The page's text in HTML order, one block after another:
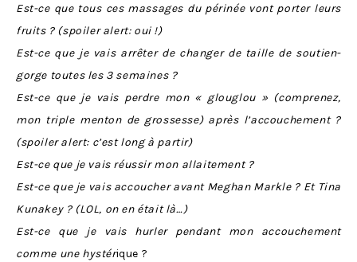
Est-ce que tous ces massages du périnée vont porter leurs
fruits ? (spoiler alert: oui !)
Est-ce que je vais arrêter de changer de taille de soutien-
gorge toutes les 3 semaines ?
Est-ce que je vais perdre mon « glouglou » (comprenez,
mon triple menton de grossesse) après l’accouchement ?
(spoiler alert: c’est long à partir)
Est-ce que je vais réussir mon allaitement ?
Est-ce que je vais accoucher avant Meghan Markle ? Et Tina
Kunakey ? (LOL, on en était là…)
Est-ce que je vais hurler pendant mon accouchement
comme une hystérique ?